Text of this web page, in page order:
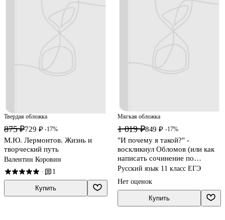
Твердая обложка
875 ₽729 ₽ -17%
М.Ю. Лермонтов. Жизнь и
творческий путь
Валентин Коровин
· 1
Купить
Мягкая обложка
1 019 ₽849 ₽ -17%
"И почему я такой?" -
воскликнул Обломов (или как
написать сочинение по
литературе)
Русский язык 11 класс ЕГЭ
Нет оценок
Купить